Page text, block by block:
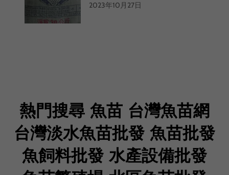
虱目魚飼料浮性 虱目魚飼料沉
2023年10月27日
熱門搜尋 魚苗 台灣魚苗網
台灣淡水魚苗批發 魚苗批發
魚飼料批發 水產設備批發